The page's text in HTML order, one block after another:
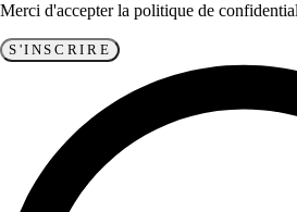
Merci d'accepter la politique de
S'INSCRIRE